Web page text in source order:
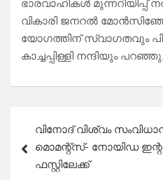
ഭാരവാഹികൾ മുന്നറിയിപ്പ്
വികാരി ജനറൽ
യോഗത്തിന് സ്വാഗതവും
കാച്ചപ്പിള്ളി നന്ദിയും പറഞ്ഞു.
navigation
വിനോദ് വിശ്വം
മൊമന്റ്സ്- നോയിഡ
ഫസ്റ്റിലേക്ക്